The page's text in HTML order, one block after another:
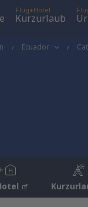
Flug+Hotel
Kurzurlaub
Ecuador